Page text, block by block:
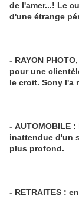
de l'amer...! Le
d'une étrange
- RAYON
pour une
le croit. Sony l'a
- AUTOMOBILE
inattendue d'un
plus profond.
- RETRAITES :